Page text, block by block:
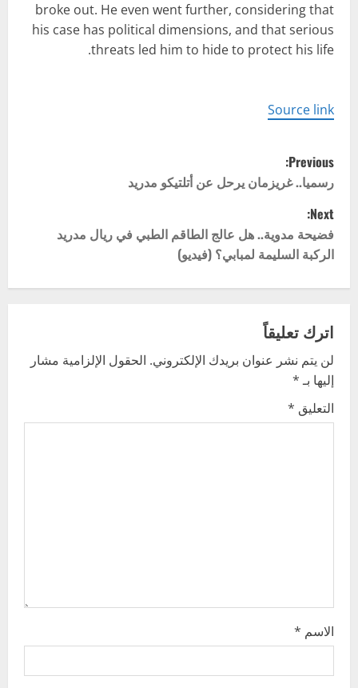
broke out. He even went further, considering that
his case has political dimensions, and that serious
threats led him to hide to protect his life.
Source link
P
o
s
t
n
a
v
i
g
Previous:
رسميا.. غريزمان يرحل عن أتلتيكو مدريد
Next:
فضيحة مدوية.. هل عالج الطاقم الطبي في ريال مدريد
الركبة السليمة لمبابي؟ (فيديو)
اترك تعليقاً
لن يتم نشر عنوان بريدك الإلكتروني. الحقول الإلزامية مشار
إليها بـ*
التعليق *
الاسم *